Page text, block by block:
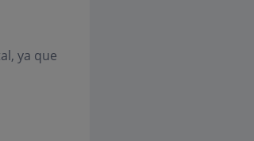
ya que